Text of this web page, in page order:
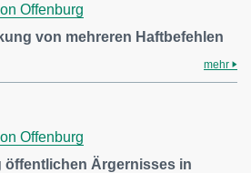
Offenburg
von mehreren Haftbefehlen
mehr
Offenburg
öffentlichen Ärgernisses in